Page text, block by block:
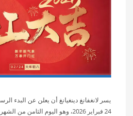
يسر لانغفانغ دينغيانغ أن يعلن عن البدء
24 فبراير 2026، وهو اليوم الثامن